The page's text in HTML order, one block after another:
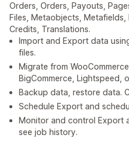
Orders, Orders, Payouts,
Files, Metaobjects,
Credits, Translations.
Import and Export data
files.
Migrate from
BigCommerce, Lightspeed,
Backup data, restore data.
Schedule Export and
Monitor and control Export
see job history.